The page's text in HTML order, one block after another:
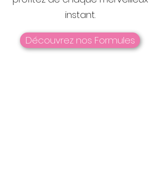
instant.
Découvrez nos Formules